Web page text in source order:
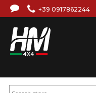
+39 0917862244